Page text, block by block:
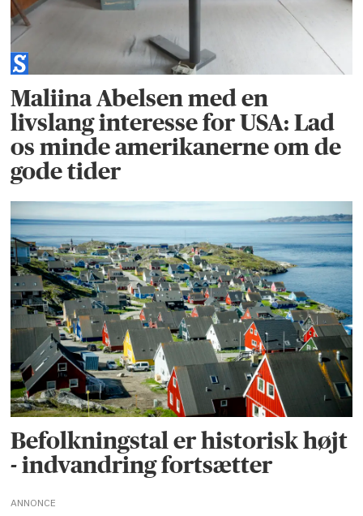
Maliina Abelsen med en
livslang interesse for USA: Lad
os minde amerikanerne om de
gode tider
Befolkningstal er historisk højt
- indvandring fortsætter
ANNONCE